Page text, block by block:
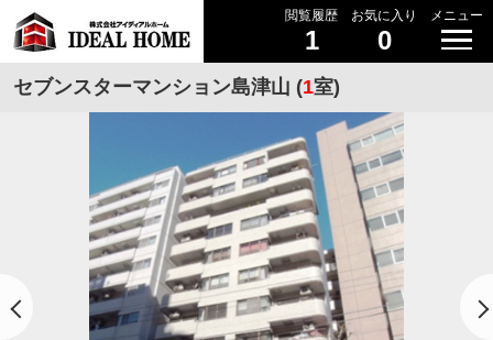
閲覧履歴
1
お気に入り
0
メニュー
セブンスターマンション島津山 (1室)